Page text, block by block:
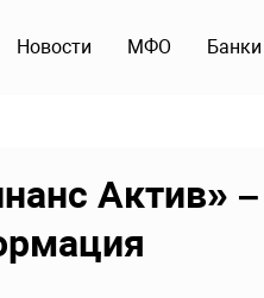
Новости МФО Банки
Актив» –